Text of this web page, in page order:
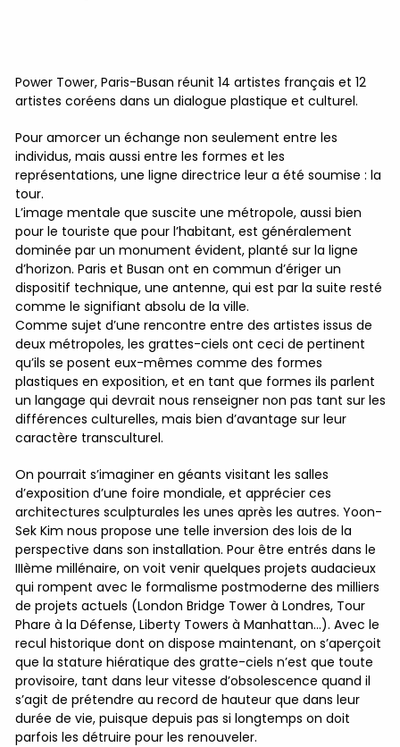
Power Tower, Paris-Busan réunit 14 artistes français et 12
artistes coréens dans un dialogue plastique et culturel.
Pour amorcer un échange non seulement entre les
individus, mais aussi entre les formes et les
représentations, une ligne directrice leur a été soumise : la
tour.
L’image mentale que suscite une métropole, aussi bien
pour le touriste que pour l’habitant, est généralement
dominée par un monument évident, planté sur la ligne
d’horizon. Paris et Busan ont en commun d’ériger un
dispositif technique, une antenne, qui est par la suite resté
comme le signifiant absolu de la ville.
Comme sujet d’une rencontre entre des artistes issus de
deux métropoles, les grattes-ciels ont ceci de pertinent
qu’ils se posent eux-mêmes comme des formes
plastiques en exposition, et en tant que formes ils parlent
un langage qui devrait nous renseigner non pas tant sur les
différences culturelles, mais bien d’avantage sur leur
caractère transculturel.
On pourrait s’imaginer en géants visitant les salles
d’exposition d’une foire mondiale, et apprécier ces
architectures sculpturales les unes après les autres. Yoon-
Sek Kim nous propose une telle inversion des lois de la
perspective dans son installation. Pour être entrés dans le
IIIème millénaire, on voit venir quelques projets audacieux
qui rompent avec le formalisme postmoderne des milliers
de projets actuels (London Bridge Tower à Londres, Tour
Phare à la Défense, Liberty Towers à Manhattan…). Avec le
recul historique dont on dispose maintenant, on s’aperçoit
que la stature hiératique des gratte-ciels n’est que toute
provisoire, tant dans leur vitesse d’obsolescence quand il
s’agit de prétendre au record de hauteur que dans leur
durée de vie, puisque depuis pas si longtemps on doit
parfois les détruire pour les renouveler.